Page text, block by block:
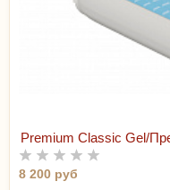
Premium Classic Gel/
8 200 руб